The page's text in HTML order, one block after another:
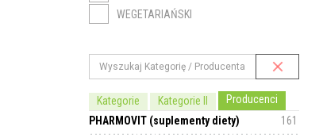
WEGETARIAŃSKI
Kategorie Kategorie II
Producenci
161
PHARMOVIT (suplementy diety)